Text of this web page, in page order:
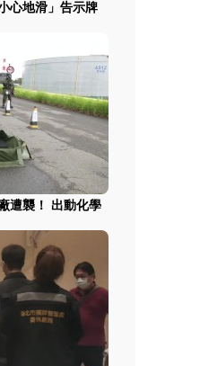
心地滑」告示牌
遭襲！ 出動化學